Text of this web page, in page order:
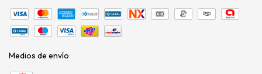
Medios de envío